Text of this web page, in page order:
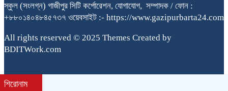
স্কুল (সংলগ্ন) গাজীপুর সিটি কর্পোরেশন, যোগাযোগ, সম্পাদক / ফোন :
+৮৮০১৪০৪৮৪৫৭৩৭ ওয়েবসাইট :- https://www.gazipurbarta24.com
All rights reserved © 2025 Themes Created by
BDITWork.com
শিরোনাম
bdit.com.bd